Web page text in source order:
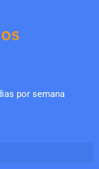
por semana